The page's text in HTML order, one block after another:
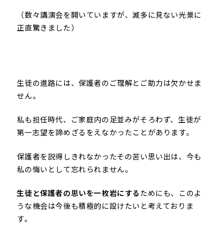
（数々講演会を開いていますが、滅多に見ない光景に
正直驚きました）
生徒の進路には、保護者のご理解とご助力は欠かせま
せん。
私も担任時代、ご家庭内の足並みがそろわず、生徒が
第一志望を諦めざるをえなかったことがあります。
保護者を説得しきれなかったその苦い思い出は、今も
私の悔いとして忘れられません。
生徒と保護者の思いを一枚岩にするためにも、このよ
うな機会は今後も積極的に設けたいと考えておりま
す。